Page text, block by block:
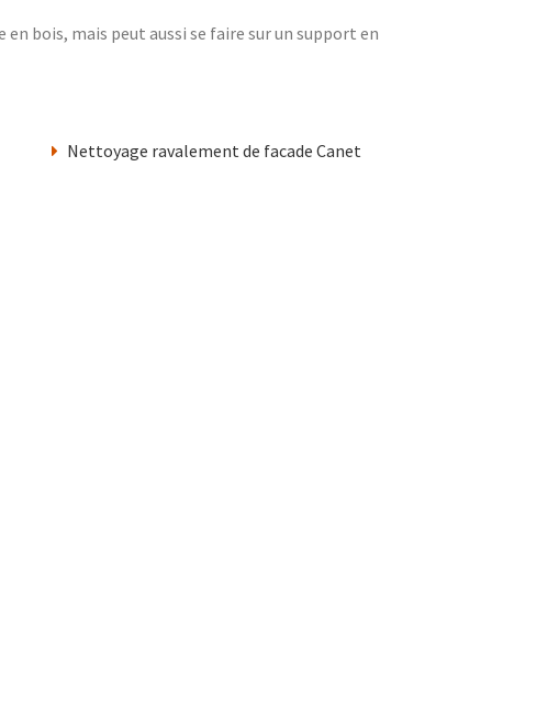
en bois, mais peut aussi se faire sur un support en
Nettoyage ravalement de facade Canet